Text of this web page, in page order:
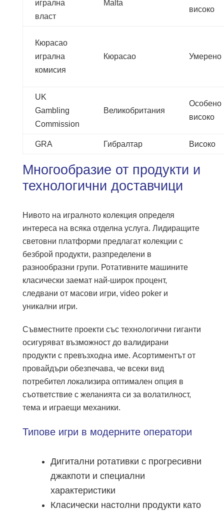
игрална
власт
Malta
високо
Кюрасао
игрална
комисия
Кюрасао Умерено
UK
Gambling
Commission
Великобритания
Особено
високо
GRA Гибралтар Високо
Многообразие от продукти и
технологични доставчици
Нивото на игралното колекция определя
интереса на всяка отделна услуга. Лидиращите
световни платформи предлагат колекции с
безброй продукти, разпределени в
разнообразни групи. Ротативните машините
класически заемат най-широк процент,
следвани от масови игри, video poker и
уникални игри.
Съвместните проекти със технологични гиганти
осигуряват възможност до валидирани
продукти с превъзходна име. Асортиментът от
провайдъри обезпечава, че всеки вид
потребител локализира оптимален опция в
съответствие с желанията си за волатилност,
тема и играещи механики.
Типове игри в модерните оператори
Дигитални ротативки с прогресивни
джакпоти и специални
характеристики
Класически настолни продукти като